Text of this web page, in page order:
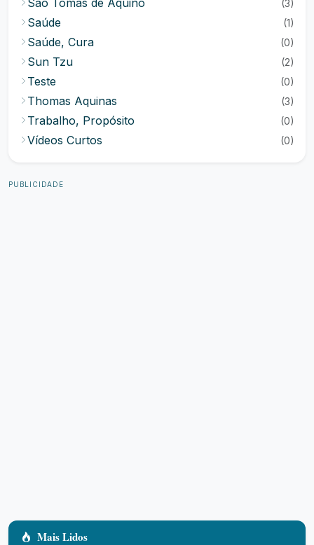
São Tomás de Aquino (3)
Saúde (1)
Saúde, Cura (0)
Sun Tzu (2)
Teste (0)
Thomas Aquinas (3)
Trabalho, Propósito (0)
Vídeos Curtos (0)
PUBLICIDADE
Mais Lidos